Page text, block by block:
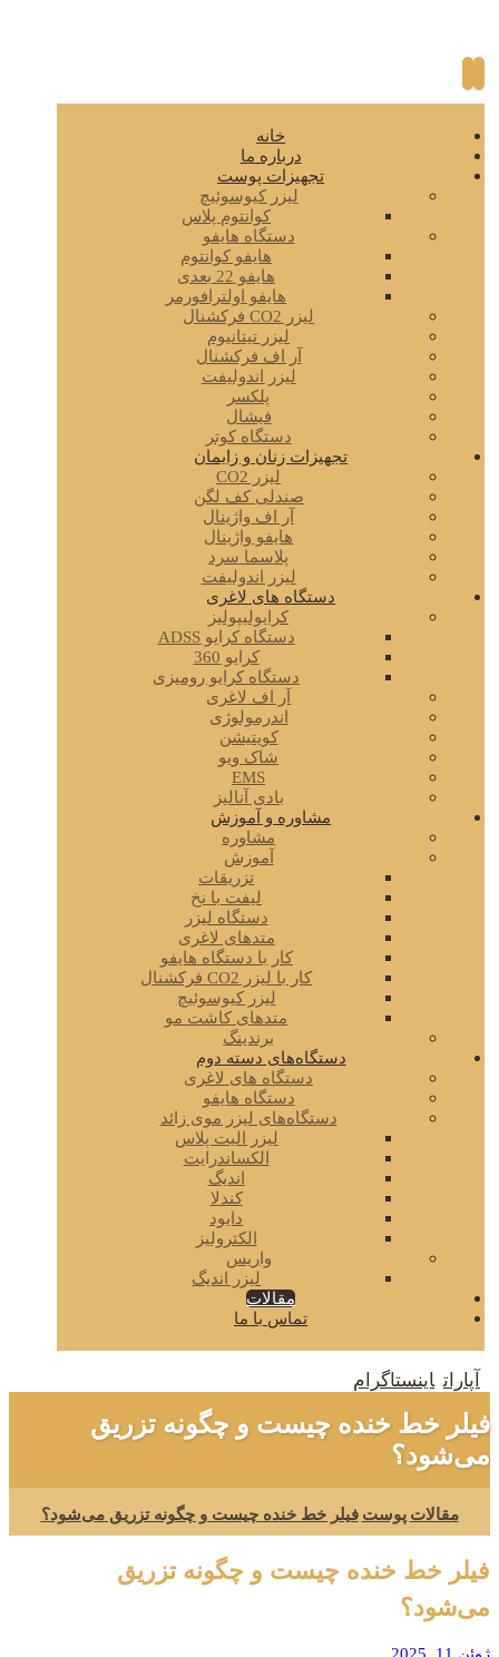
خانه
درباره ما
تجهیزات پوست
لیزر کیوسوئیچ
کوانتوم پلاس
دستگاه هایفو
هایفو کوانتوم
هایفو 22 بعدی
هایفو اولترافورمر
لیزر CO2 فرکشنال
لیزر تیتانیوم
آر اف فرکشنال
لیزر اندولیفت
پلکسر
فیشال
دستگاه کوتر
تجهیزات زنان و زایمان
لیزر CO2
صندلی کف لگن
آر اف واژینال
هایفو واژینال
پلاسما سرد
لیزر اندولیفت
دستگاه های لاغری
کرایولیپولیز
دستگاه کرایو ADSS
کرایو 360
دستگاه کرایو رومیزی
آر اف لاغری
اندرمولوژی
کویتیشن
شاک ویو
EMS
بادی آنالیز
مشاوره و آموزش
مشاوره
آموزش
تزریقات
لیفت با نخ
دستگاه لیزر
متدهای لاغری
کار با دستگاه هایفو
کار با لیزر CO2 فرکشنال
لیزر کیوسوئیچ
متدهای کاشت مو
برندینگ
دستگاه‌های دسته دوم
دستگاه های لاغری
دستگاه هایفو
دستگاه‌های لیزر موی زائد
لیزر الیت پلاس
الکساندرایت
اندیگ
کندلا
دایود
الکترولیز
واریس
لیزر اندیگ
مقالات
تماس با ما
آپارات اینستاگرام
فیلر خط خنده چیست و چگونه تزریق
می‌شود؟
مقالات پوست فیلر خط خنده چیست و چگونه تزریق می‌شود؟
فیلر خط خنده چیست و چگونه تزریق
می‌شود؟